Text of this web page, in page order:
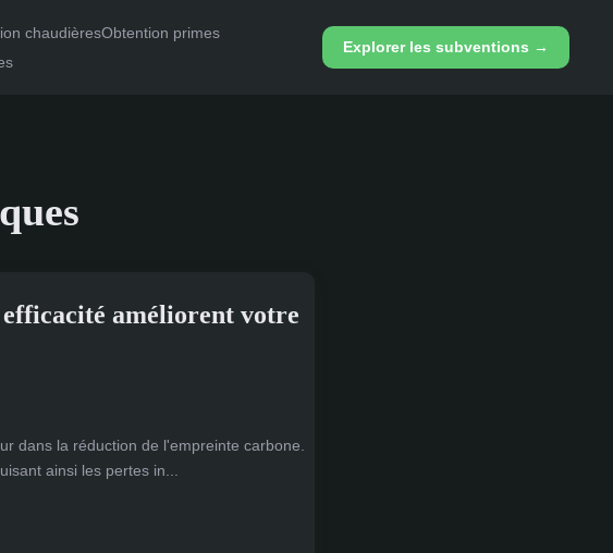
chaudièresObtention primes
Explorer les subventions →
efficacité améliorent votre
dans la réduction de l'empreinte carbone.
ainsi les pertes in...